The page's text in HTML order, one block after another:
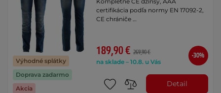
Výhodné splátky
Doprava zadarmo
Akcia
certifikácia podľa normy EN 17092-2,
CE chrániče …
189,90 € 269,90 €
na sklade – 10.8. u Vás
-30%
Detail